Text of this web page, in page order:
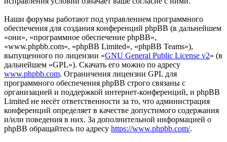
Наши форумы работают под управлением программного
обеспечения для создания конференций phpBB (в дальнейшем
«они», «программное обеспечение phpBB»,
«www.phpbb.com», «phpBB Limited», «phpBB Teams»),
выпущенного по лицензии «GNU General Public License v2» (в
дальнейшем «GPL»). Скачать его можно по адресу
www.phpbb.com. Ограничения лицензии GPL для
программного обеспечения phpBB строго связаны с
организацией и поддержкой интернет-конференций, и phpBB
Limited не несёт ответственности за то, что администрация
конференций определяет в качестве допустимого содержания
и/или поведения в них. За дополнительной информацией о
phpBB обращайтесь по адресу https://www.phpbb.com/.